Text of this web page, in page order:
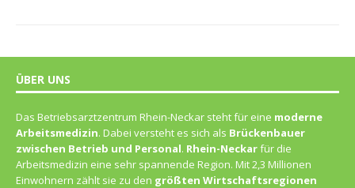
ÜBER UNS
Das Betriebsarztzentrum Rhein-Neckar steht für eine moderne
Arbeitsmedizin. Dabei versteht es sich als Brückenbauer
zwischen Betrieb und Personal. Rhein-Neckarfür die
Arbeitsmedizin eine sehr spannende Region. Mit 2,3 Millionen
Einwohnern zählt sie zu den größten Wirtschaftsregionen